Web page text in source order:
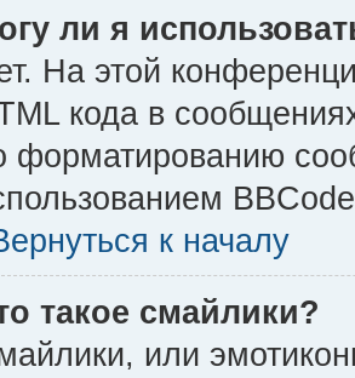
ли я
На этой
кода в
форматированию
к началу
такое смайлики?
или